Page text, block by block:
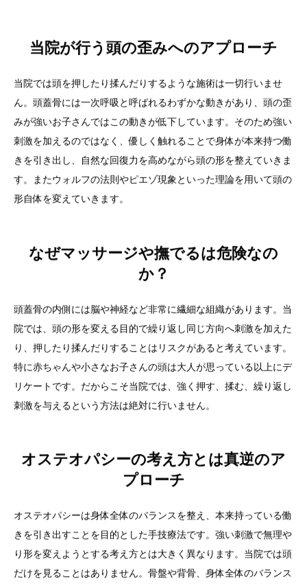
当院が行う頭の歪みへのアプローチ
当院では頭を押したり揉んだりするような施術は一切行いませ
ん。頭蓋骨には一次呼吸と呼ばれるわずかな動きがあり、頭の歪
みが強いお子さんではこの動きが低下しています。そのため強い
刺激を加えるのではなく、優しく触れることで身体が本来持つ働
きを引き出し、自然な回復力を高めながら頭の形を整えていきま
す。またウォルフの法則やピエゾ現象といった理論を用いて頭の
形自体を変えていきます。
なぜマッサージや撫でるは危険なの
か？
頭蓋骨の内側には脳や神経など非常に繊細な組織があります。当
院では、頭の形を変える目的で繰り返し同じ方向へ刺激を加えた
り、押したり揉んだりすることはリスクがあると考えています。
特に赤ちゃんや小さなお子さんの頭は大人が思っている以上にデ
リケートです。だからこそ当院では、強く押す、揉む、繰り返し
刺激を与えるという方法は絶対に行いません。
オステオパシーの考え方とは真逆のア
プローチ
オステオパシーは身体全体のバランスを整え、本来持っている働
きを引き出すことを目的とした手技療法です。強い刺激で無理や
り形を変えようとする考え方とは大きく異なります。当院では頭
だけを見ることはありません。骨盤や背骨、身体全体のバランス